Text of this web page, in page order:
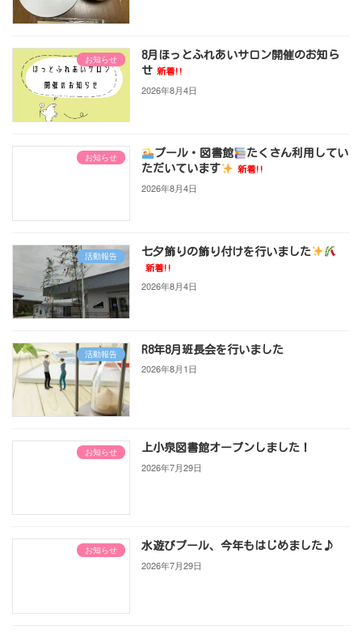
お知らせ
8月ほっとふれあいサロン開催のお知ら
せ 新着!!
2026年8月4日
お知らせ プール・図書館
たくさん利用してい
ただいています
新着!!
2026年8月4日
活動報告 七夕飾りの飾り付けを行いました
新着!!
2026年8月4日
活動報告 R8年8月班長会を行いました
2026年8月1日
お知らせ 上小泉図書館オープンしました！
2026年7月29日
お知らせ 水遊びプール、今年もはじめました♪
2026年7月29日